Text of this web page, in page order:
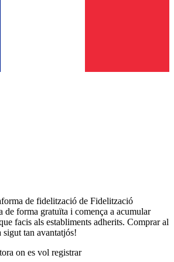
de fidelització de Fidelització
de forma gratuïta i comença a acumular
facis als establiments adherits. Comprar al
tan avantatjós!
on es vol registrar